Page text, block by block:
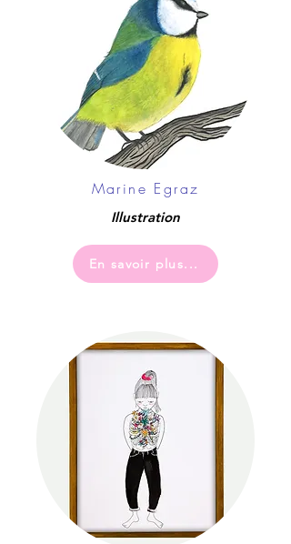
Marine Egraz
Illustration
En savoir plus...